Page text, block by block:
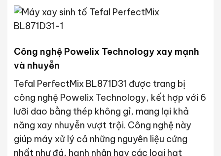
Công nghệ Powelix Technology xay mạnh
và nhuyễn
Tefal PerfectMix BL871D31 được trang bị
công nghệ Powelix Technology, kết hợp với 6
lưỡi dao bằng thép không gỉ, mang lại khả
năng xay nhuyễn vượt trội. Công nghệ này
giúp máy xử lý cả những nguyên liệu cứng
nhất như đá, hạnh nhân hay các loại hạt